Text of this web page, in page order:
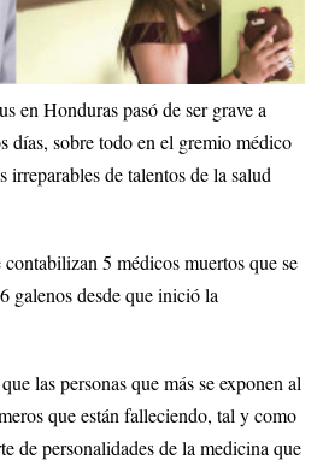
en Honduras pasó de ser grave a
días, sobre todo en el gremio médico
irreparables de talentos de la salud
5 médicos muertos que se
galenos desde que inició la
las personas que más se exponen al
que están falleciendo, tal y como
de personalidades de la medicina que